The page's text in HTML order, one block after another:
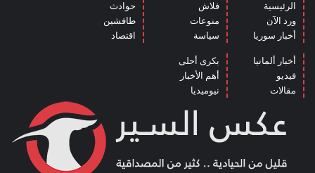
الرئيسية
ورد الآن
أخبار سوريا
فلاش
منوعات
سياسة
حوادث
طافشين
اقتصاد
أخبار ألمانيا
فيديو
مقالات
بكرى أحلى
أهم الأخبار
نيوميديا